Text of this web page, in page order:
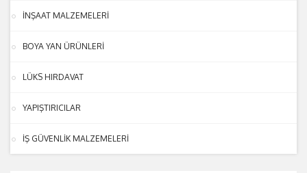
İNŞAAT MALZEMELERİ
BOYA YAN ÜRÜNLERİ
LÜKS HIRDAVAT
YAPIŞTIRICILAR
İŞ GÜVENLİK MALZEMELERİ